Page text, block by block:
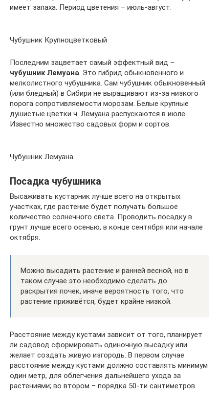
имеет запаха. Период цветения – июль-август.
Чубушник Крупноцветковый
Последним зацветает самый эффектный вид –
чубушник Лемуана. Это гибрид обыкновенного и
мелколистного чубушника. Сам чубушник обыкновенный
(или бледный) в Сибири не выращивают из-за низкого
порога сопротивляемости морозам. Белые крупные
душистые цветки ч. Лемуана распускаются в июле.
Известно множество садовых форм и сортов.
Чубушник Лемуана
Посадка чубушника
Высаживать кустарник лучше всего на открытых
участках, где растение будет получать большое
количество солнечного света. Проводить посадку в
грунт лучше всего осенью, в конце сентября или начале
октября.
Можно высадить растение и ранней весной, но в
таком случае это необходимо сделать до
раскрытия почек, иначе вероятность того, что
растение приживётся, будет крайне низкой.
Расстояние между кустами зависит от того, планирует
ли садовод сформировать одиночную высадку или
желает создать живую изгородь. В первом случае
расстояние между кустами должно составлять минимум
один метр, для облегчения дальнейшего ухода за
растениями; во втором – порядка 50-ти сантиметров.